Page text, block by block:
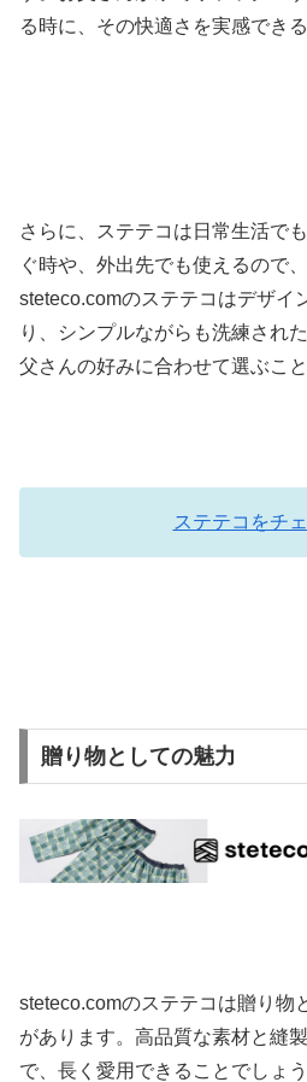
る時に、その快適さを実感でき
さらに、ステテコは日常生活で
ぐ時や、外出先でも使えるので
steteco.comのステテコはデザイ
り、シンプルながらも洗練され
父さんの好みに合わせて選ぶこと
ステテコをチ
贈り物としての魅力
steteco.comのステテコは贈り物
があります。高品質な素材と縫
で、長く愛用できることでしょ